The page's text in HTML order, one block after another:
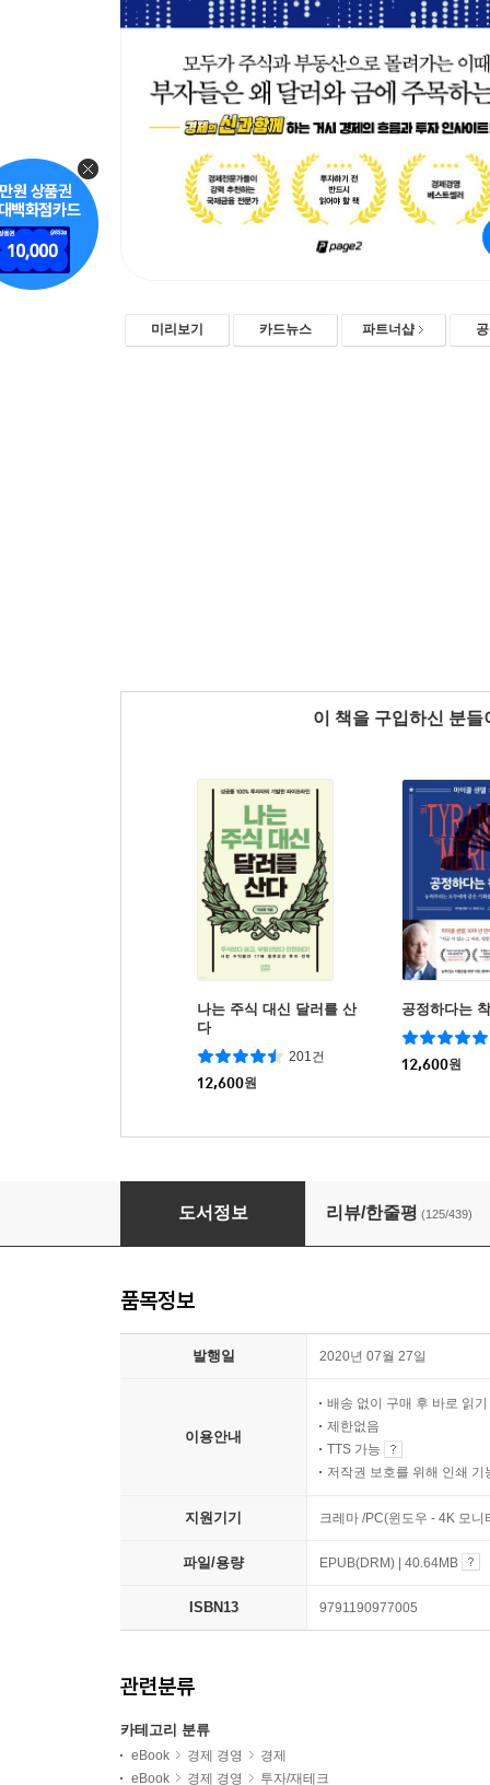
미리보기 카드뉴스 파트너샵
이 책을 구입하신 분
나는 주식 대신 달러를 산
다
201건
12,600원
공정하다는
12,600원
부의 대이동
도서정보 리뷰/한줄평 (125/439)
품목정보
발행일 2020년 07월 27일
이용안내
배송 없이 구매 후 바로 읽기
제한없음
TTS 가능
저작권 보호를 위해 인쇄 기
지원기기 크레마 /PC(윈도우 - 4K 모
파일/용량 EPUB(DRM) | 40.64MB
ISBN13 9791190977005
관련분류
카테고리 분류
eBook 경제 경영
경제
eBook
경제 경영 투자/재테크